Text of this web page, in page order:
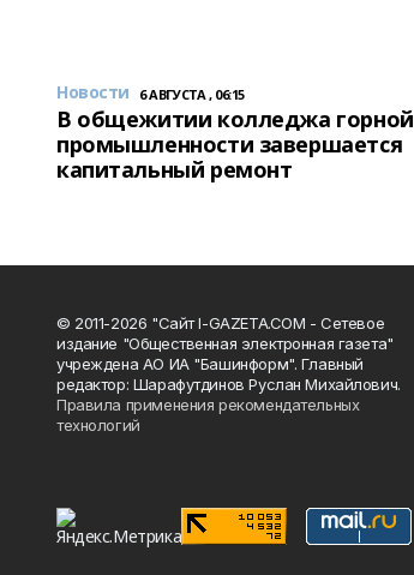
Новости 6 АВГУСТА , 06:15
В общежитии колледжа горной
промышленности завершается
капитальный ремонт
© 2011-2026 "Сайт I-GAZETA.COM - Сетевое
издание "Общественная электронная газета"
учреждена АО ИА "Башинформ". Главный
редактор: Шарафутдинов Руслан Михайлович.
Правила применения рекомендательных
технологий